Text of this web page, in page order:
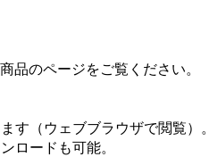
品のページをご覧ください。
す（ウェブブラウザで閲覧）。
ロードも可能。